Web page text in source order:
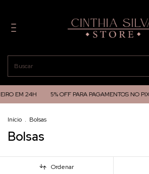
EM 24H 5% OFF PARA PAGAMENTOS NO PIX
Início . Bolsas
Bolsas
Ordenar